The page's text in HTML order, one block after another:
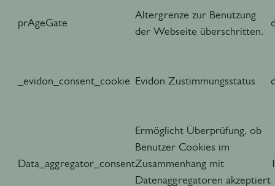
prAgeGate
Altergrenze zur Benutzung
der Webseite überschritten.
_evidon_consent_cookie Evidon Zustimmungsstatus
Data_aggregator_consent
Ermöglicht Überprüfung, ob
Benutzer Cookies im
Zusammenhang mit
Datenaggregatoren akzeptiert